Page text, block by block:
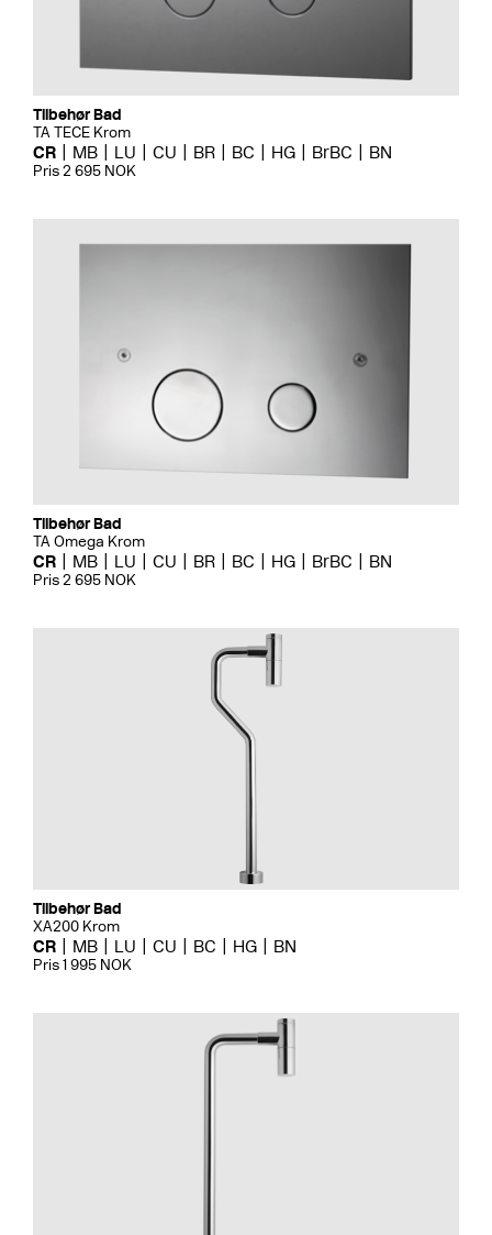
Tilbehør Bad
TA TECE Krom
CR MB LU CU BR BC HG BrBC BN
Pris 2 695 NOK
Tilbehør Bad
TA Omega Krom
CR MB LU CU BR BC HG BrBC BN
Pris 2 695 NOK
Tilbehør Bad
XA200 Krom
CR MB LU CU BC HG BN
Pris 1 995 NOK